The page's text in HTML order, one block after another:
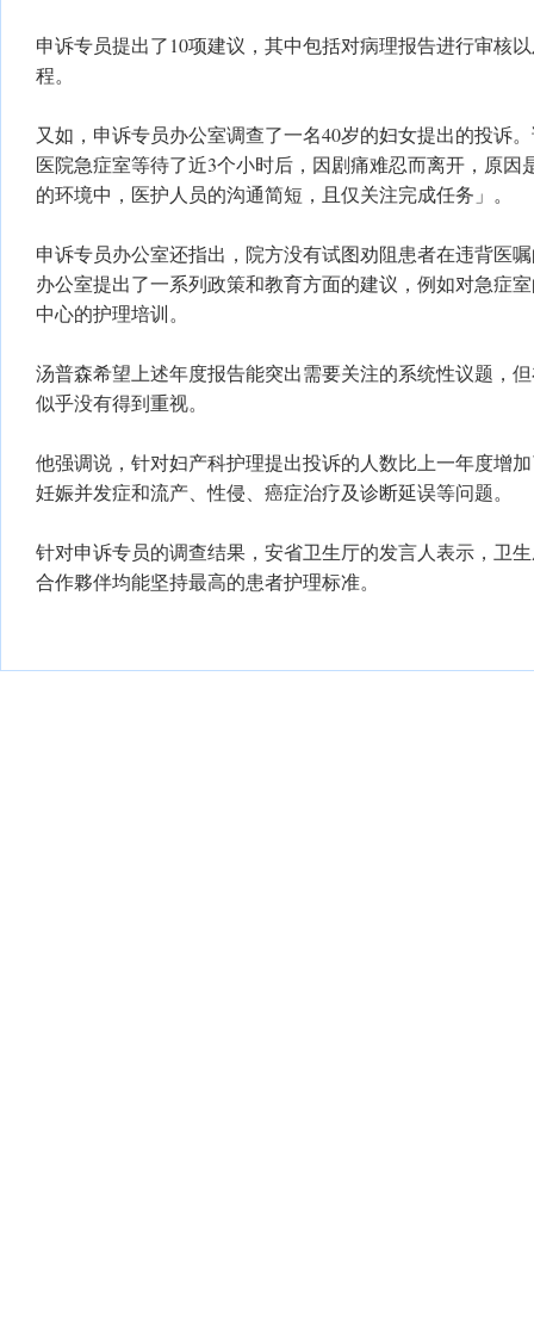
申诉专员提出了10项建议，其中包括对病理报告进行审核
程。
又如，申诉专员办公室调查了一名40岁的妇女提出的投诉
医院急症室等待了近3个小时后，因剧痛难忍而离开，原因
的环境中，医护人员的沟通简短，且仅关注完成任务」。
申诉专员办公室还指出，院方没有试图劝阻患者在违背医
办公室提出了一系列政策和教育方面的建议，例如对急症
中心的护理培训。
汤普森希望上述年度报告能突出需要关注的系统性议题，
似乎没有得到重视。
他强调说，针对妇产科护理提出投诉的人数比上一年度增
妊娠并发症和流产、性侵、癌症治疗及诊断延误等问题。
针对申诉专员的调查结果，安省卫生厅的发言人表示，卫
合作夥伴均能坚持最高的患者护理标准。